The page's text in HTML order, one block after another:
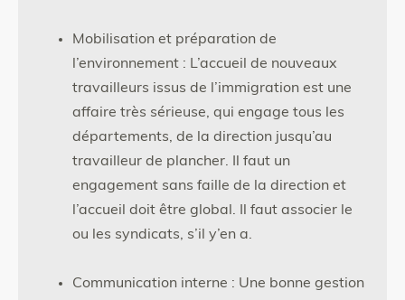
Mobilisation et préparation de
l’environnement : L’accueil de nouveaux
travailleurs issus de l’immigration est une
affaire très sérieuse, qui engage tous les
départements, de la direction jusqu’au
travailleur de plancher. Il faut un
engagement sans faille de la direction et
l’accueil doit être global. Il faut associer le
ou les syndicats, s’il y’en a.
Communication interne : Une bonne gestion